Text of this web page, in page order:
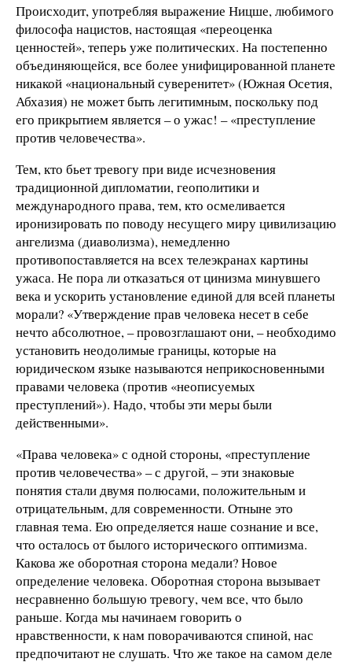
Происходит, употребляя выражение Ницше, любимого
философа нацистов, настоящая «переоценка
ценностей», теперь уже политических. На постепенно
объединяющейся, все более унифицированной планете
никакой «национальный суверенитет» (Южная Осетия,
Абхазия) не может быть легитимным, поскольку под
его прикрытием является – о ужас! – «преступление
против человечества».
Тем, кто бьет тревогу при виде исчезновения
традиционной дипломатии, геополитики и
международного права, тем, кто осмеливается
иронизировать по поводу несущего миру цивилизацию
ангелизма (диаволизма), немедленно
противопоставляется на всех телеэкранах картины
ужаса. Не пора ли отказаться от цинизма минувшего
века и ускорить установление единой для всей планеты
морали? «Утверждение прав человека несет в себе
нечто абсолютное, – провозглашают они, – необходимо
установить неодолимые границы, которые на
юридическом языке называются неприкосновенными
правами человека (против «неописуемых
преступлений»). Надо, чтобы эти меры были
действенными».
«Права человека» с одной стороны, «преступление
против человечества» – с другой, – эти знаковые
понятия стали двумя полюсами, положительным и
отрицательным, для современности. Отныне это
главная тема. Ею определяется наше сознание и все,
что осталось от былого исторического оптимизма.
Какова же оборотная сторона медали? Новое
определение человека. Оборотная сторона вызывает
несравненно большую тревогу, чем все, что было
раньше. Когда мы начинаем говорить о
нравственности, к нам поворачиваются спиной, нас
предпочитают не слушать. Что же такое на самом деле